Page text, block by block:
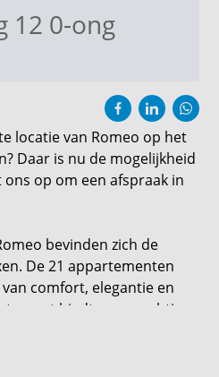
12 0-ong
locatie van Romeo op het
Daar is nu de mogelijkheid
op om een afspraak in
bevinden zich de
De 21 appartementen
comfort, elegantie en
biedt een prachtig
een plek waar je je
de ideale ligging in het